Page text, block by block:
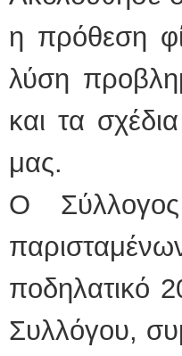
η πρόθεση
λύση
και τα
μας.
Ο
ποδηλατικό
Συλλόγου,